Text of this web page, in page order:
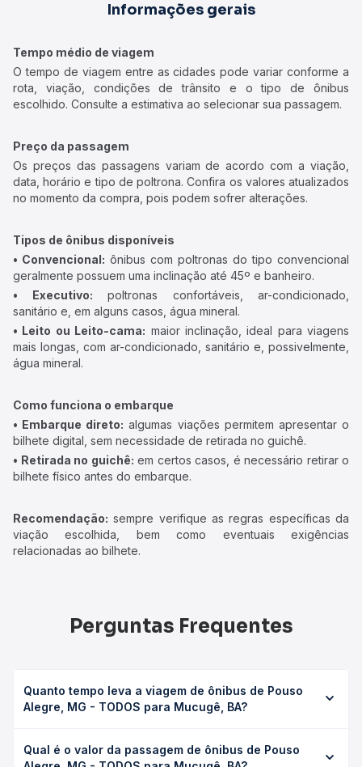
Informações gerais
Tempo médio de viagem
O tempo de viagem entre as cidades pode variar conforme a
rota, viação, condições de trânsito e o tipo de ônibus
escolhido. Consulte a estimativa ao selecionar sua passagem.
Preço da passagem
Os preços das passagens variam de acordo com a viação,
data, horário e tipo de poltrona. Confira os valores atualizados
no momento da compra, pois podem sofrer alterações.
Tipos de ônibus disponíveis
• Convencional: ônibus com poltronas do tipo convencional
geralmente possuem uma inclinação até 45º e banheiro.
• Executivo: poltronas confortáveis, ar-condicionado,
sanitário e, em alguns casos, água mineral.
• Leito ou Leito-cama: maior inclinação, ideal para viagens
mais longas, com ar-condicionado, sanitário e, possivelmente,
água mineral.
Como funciona o embarque
• Embarque direto: algumas viações permitem apresentar o
bilhete digital, sem necessidade de retirada no guichê.
• Retirada no guichê: em certos casos, é necessário retirar o
bilhete físico antes do embarque.
Recomendação: sempre verifique as regras específicas da
viação escolhida, bem como eventuais exigências
relacionadas ao bilhete.
Perguntas Frequentes
Quanto tempo leva a viagem de ônibus de Pouso
Alegre, MG - TODOS para Mucugê, BA?
Mucugê, BA leva em média 26h 5min, podendo variar
Qual é o valor da passagem de ônibus de Pouso